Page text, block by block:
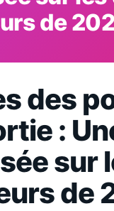
de
des
:
sur
de